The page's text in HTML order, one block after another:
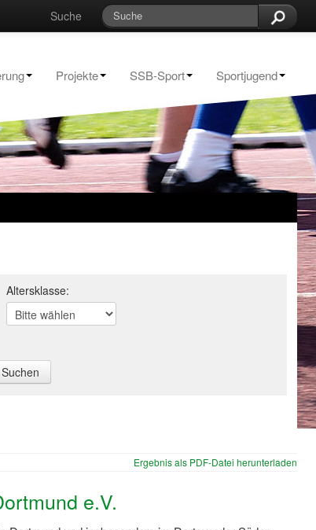
Suche
Projekte SSB-Sport Sportjugend
Altersklasse:
Ergebnis als PDF-Datei herunterladen
e.V.